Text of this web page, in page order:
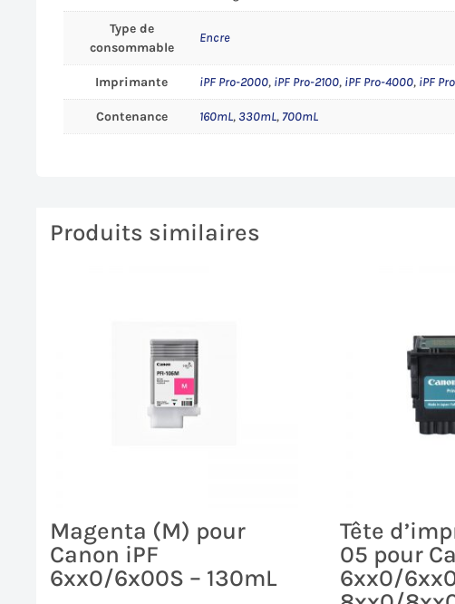
Type de
consommable
Encre
Imprimante iPF Pro-2000, iPF Pro-2100, iPF Pro-4000, iPF
Contenance 160mL,330mL,700mL
Produits similaires
Magenta (M) pour
Canon iPF
6xx0/6x00S – 130mL
Tête
05 pour
6xx0/